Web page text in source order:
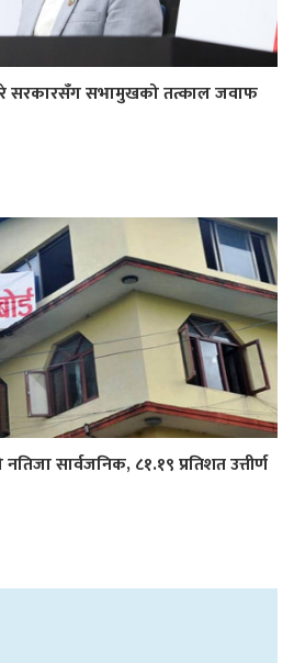
सरकारसँग सभामुखको तत्काल जवाफ
सार्वजनिक, ८१.१९ प्रतिशत उत्तीर्ण